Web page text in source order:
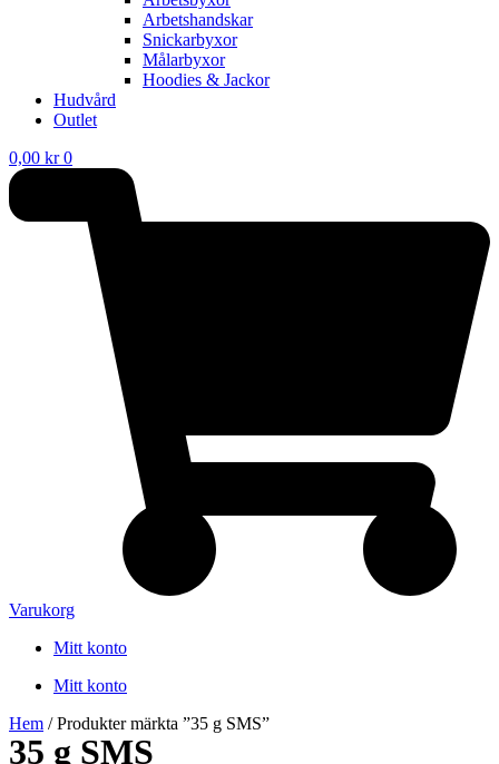
Arbetshandskar
Snickarbyxor
Målarbyxor
Hoodies & Jackor
Hudvård
Outlet
0,00 kr 0
Varukorg
Mitt konto
Mitt konto
Hem / Produkter märkta ”35 g SMS”
35 g SMS